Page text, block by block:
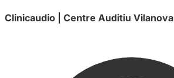
Clinicaudio | Centre Auditiu Vilanova